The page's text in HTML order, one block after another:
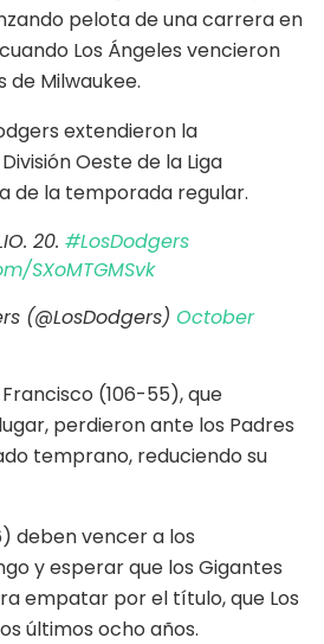
pelota de una carrera en
Los Ángeles vencieron
de Milwaukee.
extendieron la
Oeste de la Liga
de la temporada regular.
20. #LosDodgers
SXoMTGMSvk
(@LosDodgers) October
(106-55), que
perdieron ante los Padres
temprano, reduciendo su
deben vencer a los
y esperar que los Gigantes
empatar por el título, que Los
últimos ocho años.